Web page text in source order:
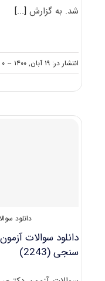
شد. به گزارش[...]
انتشار در: ۱۹ آبان, ۱۴۰۰ -- ۰ دیدگاه
دانلود
‌سنجی (2243)